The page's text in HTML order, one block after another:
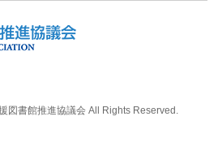
図書館推進協議会All Rights Reserved.